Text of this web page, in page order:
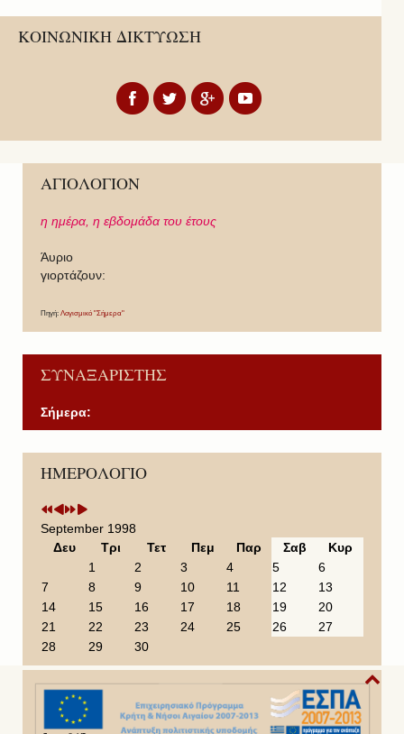
ΚΟΙΝΩΝΙΚΗ ΔΙΚΤΥΩΣΗ
ΑΓΙΟΛΟΓΙΟΝ
η ημέρα, η εβδομάδα του έτους
Άυριο
γιορτάζουν:
Πηγή: Λογισμικό "Σήμερα"
ΣΥΝΑΞΑΡΙΣΤΗΣ
Σήμερα:
ΗΜΕΡΟΛΟΓΙΟ
P
r
v
i
e
a
r
P
r
v
i
o
o
n
t
h
N
e
t
Y
e
N
e
t
M
September 1998
Δευ
Τρι Τετ Πεμ Παρ Σαβ
Κυρ
1
2 3 4 5
6
7
8 9 10 11 12
13
14
15 16 17 18 19
20
21
22 23 24 25 26
27
28
29 30